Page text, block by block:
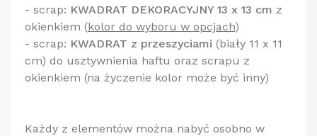
- scrap: KWADRAT DEKORACYJNY 13 x 13 cm z
okienkiem (kolor do wyboru w opcjach)
- scrap: KWADRAT z przeszyciami (biały 11 x 11
cm) do usztywnienia haftu oraz scrapu z
okienkiem (na życzenie kolor może być inny)
Każdy z elementów można nabyć osobno w